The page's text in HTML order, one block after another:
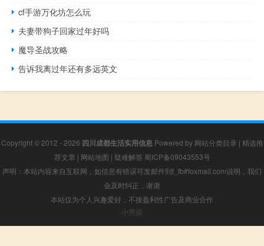
cf手游万化坊怎么玩
夫妻带狗子回家过年好吗
魔导圣战攻略
告诉我离过年还有多远英文
Copyright © 2012 - 2026 四川成都生活实用信息 Powered by 网站分类目录 | 精选推
荐文章 | 网站地图 | 疑难解答 蜀ICP备09043553号
声明：本站内容来自互联网，如信息有错误可发邮件到f_fb#foxmail.com说明，我们
会及时纠正，谢谢
本站仅为个人兴趣爱好，不接盈利性广告及商业合作
小男孩